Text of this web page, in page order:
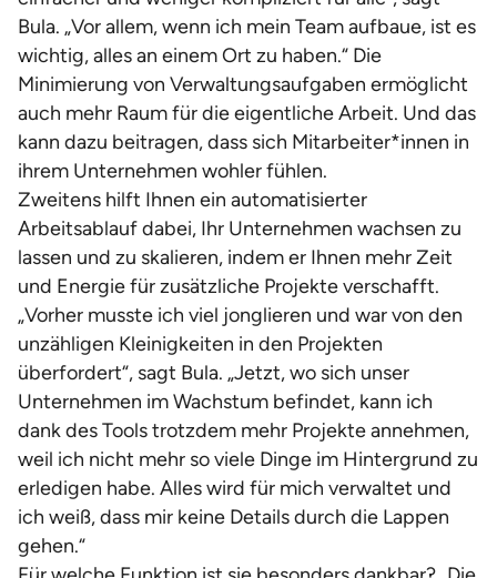
Bula. „Vor allem, wenn ich mein Team aufbaue, ist es
wichtig, alles an einem Ort zu haben.“ Die
Minimierung von Verwaltungsaufgaben ermöglicht
auch mehr Raum für die eigentliche Arbeit. Und das
kann dazu beitragen, dass sich Mitarbeiter*innen in
ihrem Unternehmen wohler fühlen.
Zweitens hilft Ihnen ein automatisierter
Arbeitsablauf dabei, Ihr Unternehmen wachsen zu
lassen und zu skalieren, indem er Ihnen mehr Zeit
und Energie für zusätzliche Projekte verschafft.
„Vorher musste ich viel jonglieren und war von den
unzähligen Kleinigkeiten in den Projekten
überfordert“, sagt Bula. „Jetzt, wo sich unser
Unternehmen im Wachstum befindet, kann ich
dank des Tools trotzdem mehr Projekte annehmen,
weil ich nicht mehr so viele Dinge im Hintergrund zu
erledigen habe. Alles wird für mich verwaltet und
ich weiß, dass mir keine Details durch die Lappen
gehen.“